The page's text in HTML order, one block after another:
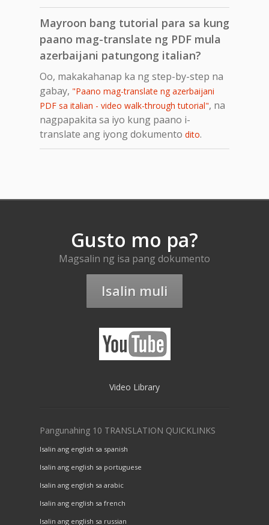
Mayroon bang tutorial para sa kung
paano mag-translate ng PDF mula
azerbaijani patungong italian?
Oo, makakahanap ka ng step-by-step na
gabay, "Paano mag-translate ng azerbaijani
PDF sa italian - video walk-through tutorial", na
nagpapakita sa iyo kung paano i-
translate ang iyong dokumento dito.
Gusto mo pa?
Magsalin ng isa pang dokumento
Isalin muli
Video Library
Pangunahing 10 TRANSLATION QUICKLINKS
Isalin ang english sa spanish
Isalin ang english sa portuguese
Isalin ang english sa arabic
Isalin ang english sa french
Isalin ang english sa russian